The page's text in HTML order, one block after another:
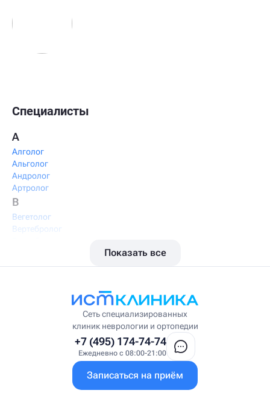
Специалисты
А
Алголог
Альголог
Андролог
Артролог
В
Вегетолог
Вертебролог
Висцеральный массажист
Врач интегративной медицины
Врач первичного приёма
Гастроэнтеролог-гепатолог
Показать все
Сеть специализированных
клиник неврологии и ортопедии
+7 (495) 174-74-74
Ежедневно с 08:00-21:00
Записаться на приём